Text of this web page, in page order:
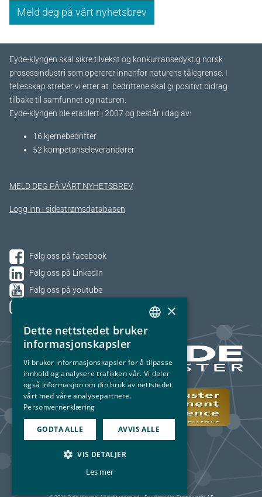
Meld deg på vårt nyhetsbrev
Eyde-klyngen skal sikre tilvekst og konkurransedyktig norsk
prosessindustri som opererer innenfor naturens tålegrense. I
fellesskap streber vi etter at bedriftene skal gi positivt bidrag
tilbake til samfunnet og naturen.
Eyde-klyngen ble etablert i 2007 og består i dag av:
16 kjernebedrifter​
52 kompetanseleverandører
MELD DEG PÅ VÅRT NYHETSBREV
Logg inn i sidestrømsdatabasen
Følg oss på facebook
Følg oss på LinkedIn
Følg oss på youtube
NORWEGIAN
×
Dette nettstedet bruker
informasjonskapsler
Vi bruker informasjonskapsler for å tilpasse
innhold og analysere trafikken vår. Vi deler
også informasjon om din bruk av nettstedet
vårt med våre analysepartnere.
Personvernerklæring
GODTA ALLE AVVIS ALLE
VIS DETALJER
Les mer